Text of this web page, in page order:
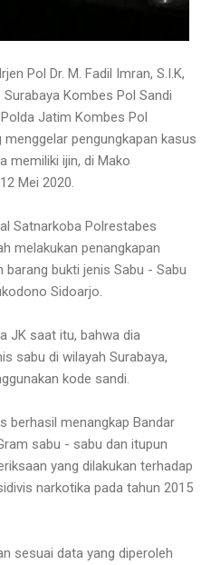
Pol Dr. M. Fadil Imran, S.I.K,
Kombes Pol Sandi
Jatim Kombes Pol
pengungkapan kasus
memiliki ijin, di Mako
Mei 2020.
Satnarkoba Polrestabes
melakukan penangkapan
bukti jenis Sabu - Sabu
Sidoarjo.
JK saat itu, bahwa dia
sabu di wilayah Surabaya,
kode sandi.
berhasil menangkap Bandar
sabu - sabu dan itupun
yang dilakukan terhadap
narkotika pada tahun 2015
sesuai data yang diperoleh